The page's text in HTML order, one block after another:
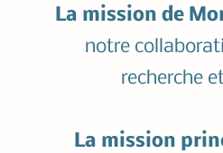
La mission de
notre
recherche
La mission